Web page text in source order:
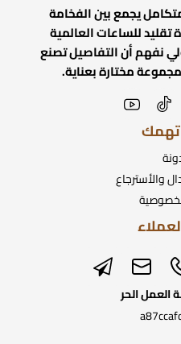
يجمع بين الفخامة
للساعات العالمية
نفهم أن التفاصيل تصنع
مختارة بعناية.
تهمك
والأسترجاع
العمل الحر